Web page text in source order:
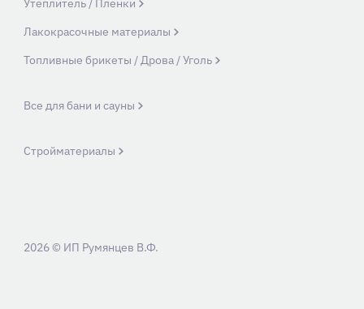
Утеплитель / Пленки
Лакокрасочные материалы
Топливные брикеты / Дрова / Уголь
Все для бани и сауны
Стройматериалы
2026 © ИП Румянцев В.Ф.